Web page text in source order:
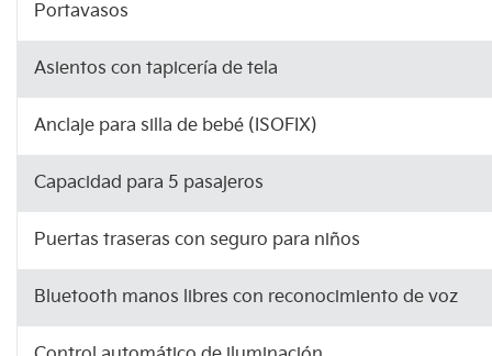
Portavasos
Asientos con tapicería de tela
Anclaje para silla de bebé (ISOFIX)
Capacidad para 5 pasajeros
Puertas traseras con seguro para niños
Bluetooth manos libres con reconocimiento de voz